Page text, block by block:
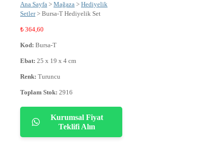
Ana Sayfa > Mağaza > Hediyelik
Setler> Bursa-T Hediyelik Set
₺ 364,60
Kod: Bursa-T
Ebat: 25 x 19 x 4 cm
Renk: Turuncu
Toplam Stok: 2916
Kurumsal Fiyat
Teklifi Alın